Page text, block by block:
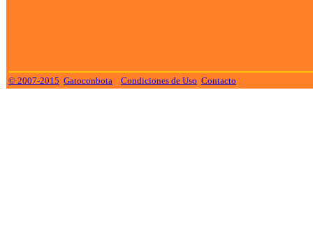
© 2007-2015 Gatoconbota Condiciones de Uso Contacto